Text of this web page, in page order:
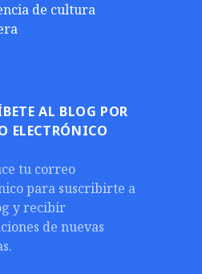
de cultura
AL BLOG POR
ELECTRÓNICO
tu correo
para suscribirte a
y recibir
de nuevas